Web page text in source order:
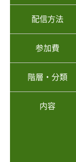
配信方法
参加費
階層・分類
内容